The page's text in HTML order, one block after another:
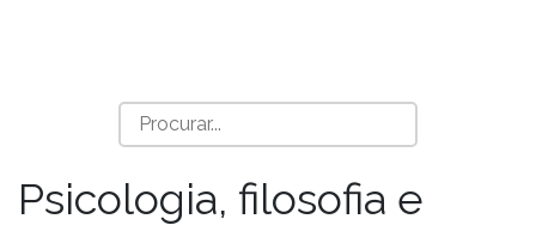
Psicologia, filosofia e